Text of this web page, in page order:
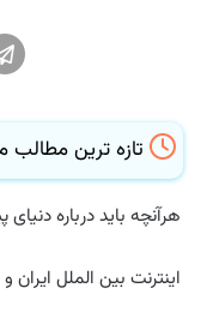
تازه ترین مطالب
هرآنچه باید درباره
اینترنت بین الملل ایران